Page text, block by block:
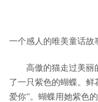
一个感人的唯美童话故
高傲的猫走过美丽的
了一只紫色的蝴蝶。鲜
爱你”。蝴蝶用她紫色